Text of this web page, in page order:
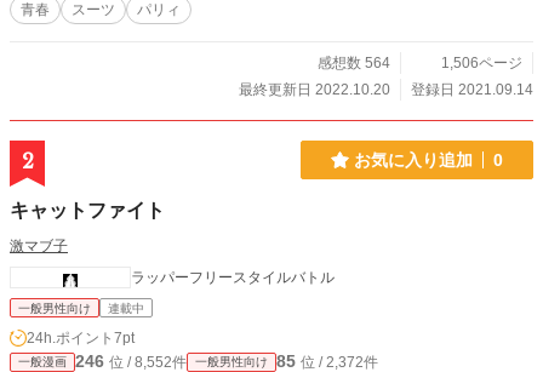
青春
スーツ パリィ
感想数 564
1,506ページ
最終更新日 2022.10.20
登録日 2021.09.14
2 お気に入り追加 0
キャットファイト
激マブ子
ラッパーフリースタイルバトル
一般男性向け 連載中
24h.ポイント 7pt
一般漫画 246 位 / 8,552件 一般男性向け 85 位 / 2,372件